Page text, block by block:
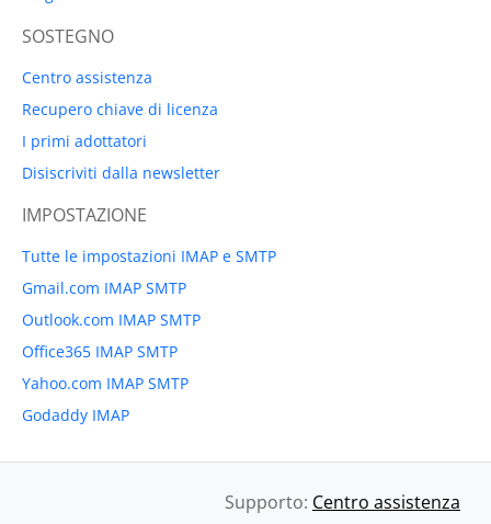
SOSTEGNO
Centro assistenza
Recupero chiave di licenza
I primi adottatori
Disiscriviti dalla newsletter
IMPOSTAZIONE
Tutte le impostazioni IMAP e SMTP
Gmail.com IMAP SMTP
Outlook.com IMAP SMTP
Office365 IMAP SMTP
Yahoo.com IMAP SMTP
Godaddy IMAP
Supporto: Centro assistenza